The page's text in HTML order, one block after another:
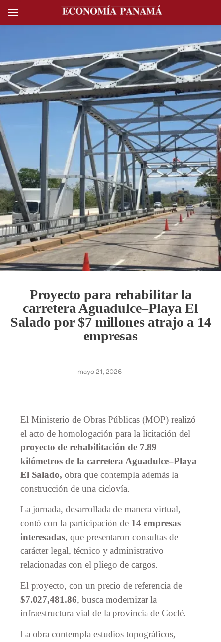
Proyecto para rehabilitar la
carretera Aguadulce–Playa El
Salado por $7 millones atrajo a 14
empresas
mayo 21, 2026
El Ministerio de Obras Públicas (MOP) realizó
el acto de homologación para la licitación del
proyecto de rehabilitación de 7.89
kilómetros de la carretera Aguadulce–Playa
El Salado, obra que contempla además la
construcción de una ciclovía.
La jornada, desarrollada de manera virtual,
contó con la participación de 14 empresas
interesadas, que presentaron consultas de
carácter legal, técnico y administrativo
relacionadas con el pliego de cargos.
El proyecto, con un precio de referencia de
$7.027,481.86, busca modernizar la
infraestructura vial de la provincia de Coclé.
La obra contempla estudios topográficos,